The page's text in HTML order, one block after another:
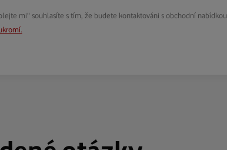
mi“ souhlasíte s tím, že budete kontaktováni s obchodní nabídkou.